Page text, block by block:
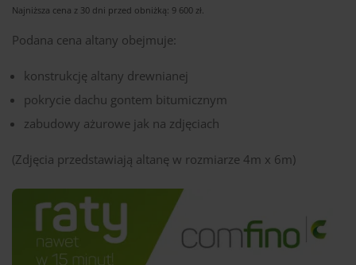
Najniższa cena z 30 dni przed obniżką: 9 600 zł
Podana cena altany obejmuje:
konstrukcję altany drewnianej
pokrycie dachu gontem bitumicznym
zabudowy ażurowe jak na zdjęciach
(Zdjęcia przedstawiają altanę w rozmiarze 4m x 6m)